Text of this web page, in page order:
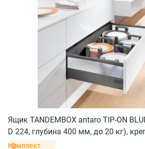
Ящик TANDEMBOX antaro TIP-ON
D 224, глубина 400 мм, до 20 кг),
серый орион
Комплект